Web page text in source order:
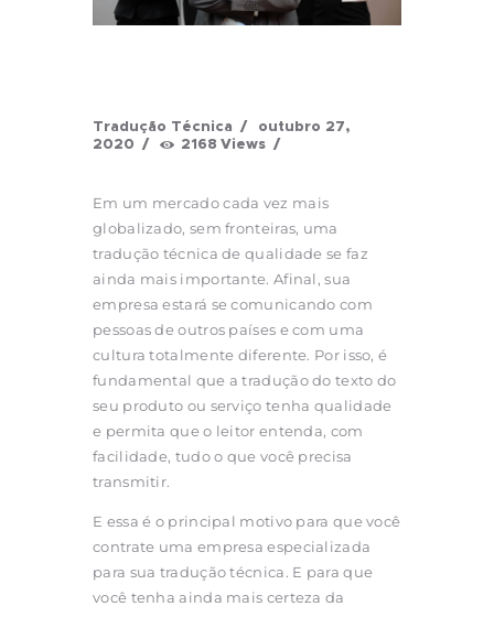
Tradução Técnica
outubro 27,
2020
2168 Views
Em um mercado cada vez mais
globalizado, sem fronteiras, uma
tradução técnica de qualidade se faz
ainda mais importante. Afinal, sua
empresa estará se comunicando com
pessoas de outros países e com uma
cultura totalmente diferente. Por isso, é
fundamental que a tradução do texto do
seu produto ou serviço tenha qualidade
e permita que o leitor entenda, com
facilidade, tudo o que você precisa
transmitir.
E essa é o principal motivo para que você
contrate uma empresa especializada
para sua tradução técnica. E para que
você tenha ainda mais certeza da